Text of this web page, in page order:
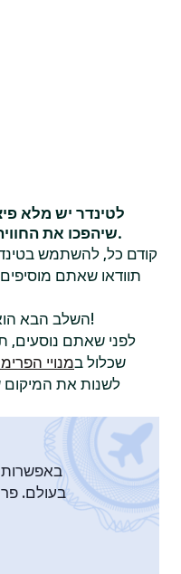
לטינדר יש מלא
שיהפכו את החוויה שלכם בטינדר לטובה פי אלף.
קודם כל, להשתמש
תוודאו שאתם מוסיפים
השלב הבא!
לפני שאתם נוסעים,
שכלול במנויי
לשנות את
בעולם.